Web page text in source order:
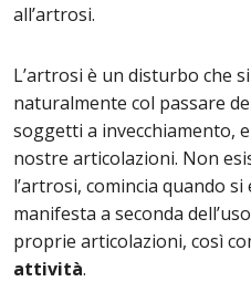
all’artrosi.
L’artrosi è un disturbo che
naturalmente col passare
soggetti a invecchiamento,
nostre articolazioni. Non
l’artrosi, comincia quando
manifesta a seconda
proprie articolazioni, così
attività.